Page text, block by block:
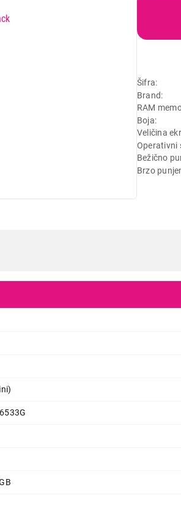
Šifra
Brand
RAM
Boja
Veličina
Operativni
Bežično
Brzo